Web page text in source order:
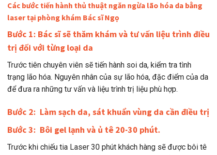
Các bước tiến hành thủ thuật ngăn ngừa lão hóa da bằng
laser tại phòng khám Bác sĩ Ngọ
Bước 1: Bác sĩ sẽ thăm khám và tư vấn liệu trình điều
trị đối với từng loại da
Trước tiên chuyên viên sẽ tiến hành soi da, kiểm tra tình
trạng lão hóa. Nguyên nhân của sự lão hóa, đặc điểm của da
để đưa ra những tư vấn và liệu trình trị liệu phù hợp.
Bước 2: Làm sạch da, sát khuẩn vùng da cần điều trị
Bước 3: Bôi gel lạnh và ủ tê 20-30 phút.
Trước khi chiếu tia Laser 30 phút khách hàng sẽ được bôi tê